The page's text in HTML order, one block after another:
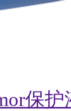
保护